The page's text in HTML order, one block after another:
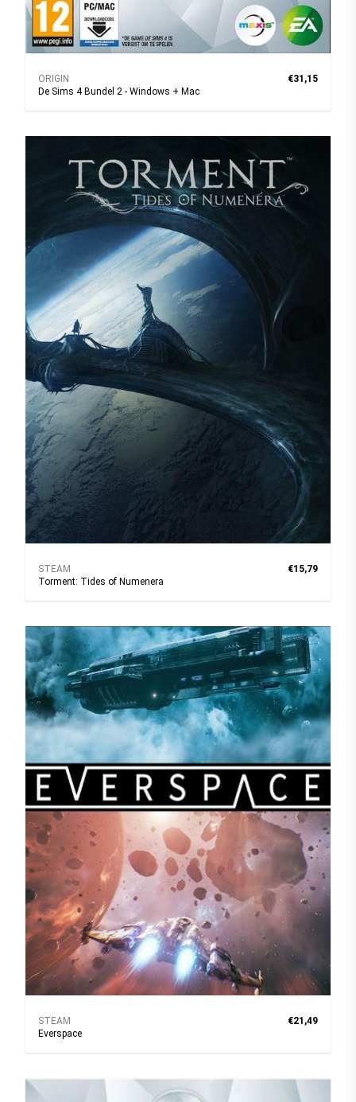
ORIGIN
De Sims 4 Bundel 2 - Windows + Mac
€31,15
STEAM
Torment: Tides of Numenera
€15,79
STEAM
Everspace
€21,49